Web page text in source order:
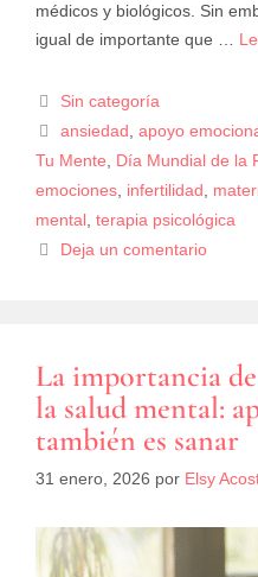
médicos y biológicos. Sin
igual de importante que …
Sin categoría
ansiedad ,apoyo
Tu Mente
Día Mundial de la
emociones infertilidad
mental terapia psicológica
Deja un comentario
La importancia
la salud mental:
también es sanar
31 enero, 2026 por Elsy